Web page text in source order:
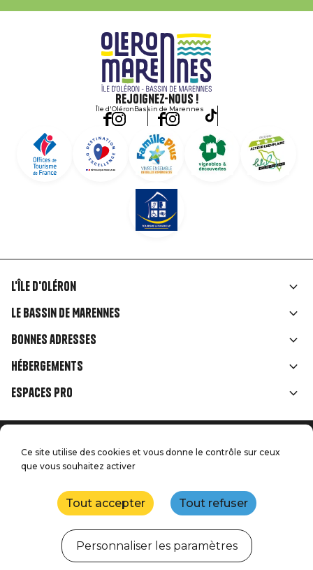
Rejoignez-nous !
Île d'OléronBassin de Marennes
Liens
rubriques
L'île d'Oléron
Le Bassin de Marennes
Bonnes adresses
Hébergements
Espaces Pro
Menu
Accueil
Mentions légales
Presse
Nous contacter
Plan du site
Réalisation : StudioJuillet
Ce site utilise des cookies et vous donne le contrôle sur ceux
que vous souhaitez activer
Tout accepter Tout refuser
Personnaliser les paramètres